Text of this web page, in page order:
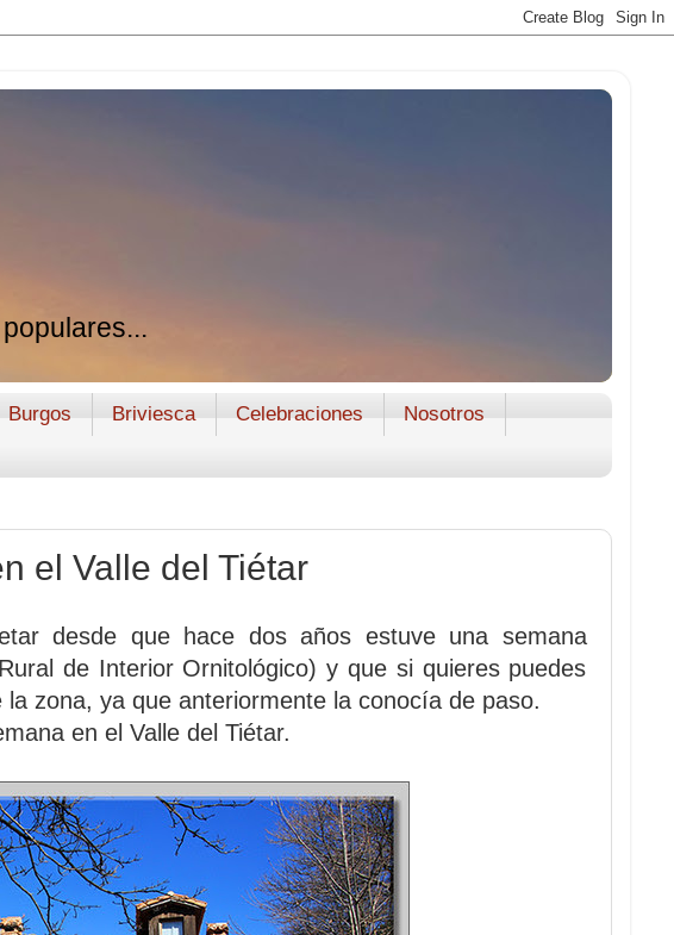
Burgos Briviesca Celebraciones
Nosotros
el Valle del Tiétar
desde que hace dos años estuve una semana
de Interior Ornitológico) y que si quieres puedes
zona, ya que anteriormente la conocía de paso.
en el Valle del Tiétar.